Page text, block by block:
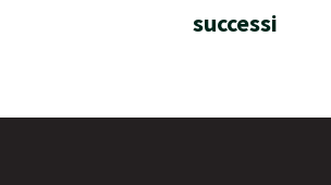
successi